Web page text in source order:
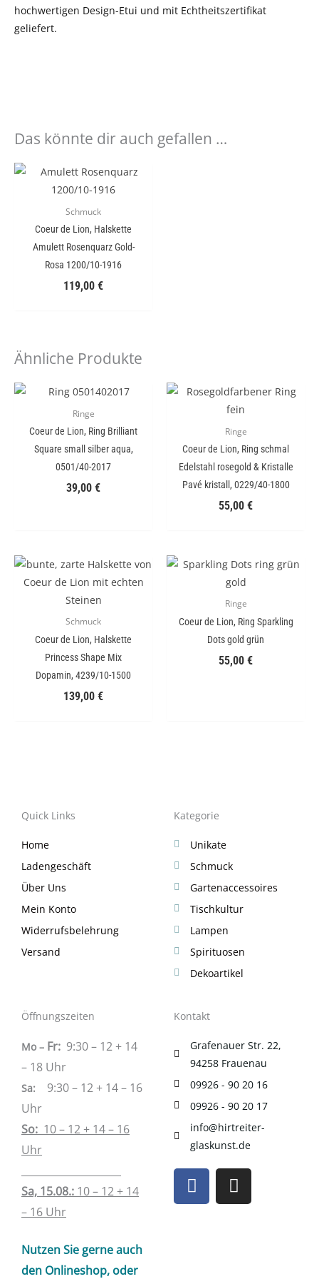
hochwertigen Design-Etui und mit Echtheitszertifikat
geliefert.
Das könnte dir auch gefallen …
Schmuck
Coeur de Lion, Halskette
Amulett Rosenquarz Gold-
Rosa 1200/10-1916
119,00 €
Ähnliche Produkte
Ringe
Coeur de Lion, Ring Brilliant
Square small silber aqua,
0501/40-2017
39,00 €
Ringe
Coeur de Lion, Ring schmal
Edelstahl rosegold & Kristalle
Pavé kristall, 0229/40-1800
55,00 €
Schmuck
Coeur de Lion, Halskette
Princess Shape Mix
Dopamin, 4239/10-1500
139,00 €
Ringe
Coeur de Lion, Ring Sparkling
Dots gold grün
55,00 €
Quick Links
Home
Ladengeschäft
Über Uns
Mein Konto
Widerrufsbelehrung
Versand
Kategorie
Unikate
Schmuck
Gartenaccessoires
Tischkultur
Lampen
Spirituosen
Dekoartikel
Öffnungszeiten
Mo – Fr: 9:30 – 12 + 14
– 18 Uhr
Sa: 9:30 – 12 + 14 – 16
Uhr
So: 10 – 12 + 14 – 16
Uhr
Sa, 15.08.: 10 – 12 + 14
– 16 Uhr
Nutzen Sie gerne auch
den Onlineshop, oder
Kontakt
Grafenauer Str. 22,
94258 Frauenau
09926 - 90 20 16
09926 - 90 20 17
info@hirtreiter-
glaskunst.de
F
a
c
I
n
s